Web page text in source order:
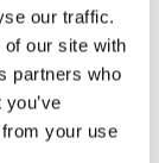
our traffic.
our site with
partners who
your use